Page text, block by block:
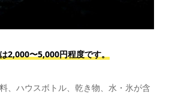
2,000〜5,000円程度です。
、ハウスボトル、乾き物、水・氷が含